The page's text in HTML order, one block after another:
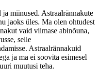
miinused. Astraalrännakute
jaoks üles. Ma olen ohtudest
vaid viimase abinõuna,
selle
Astraalrännakuid
ja ma ei soovita esimesel
muutusi teha.